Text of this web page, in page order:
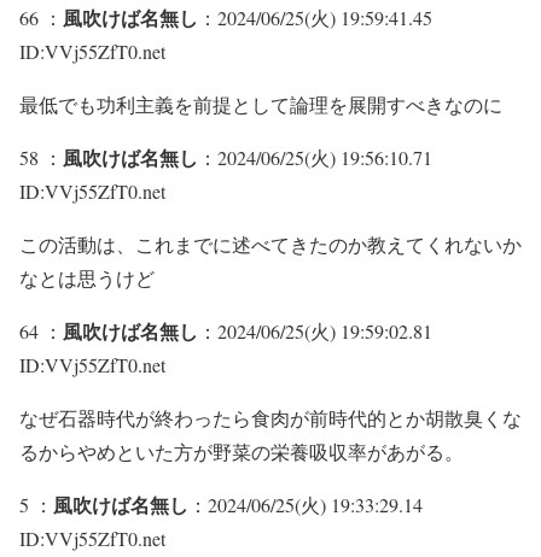
66 ： 風吹けば名無し ：2024/06/25(火) 19:59:41.45
ID:VVj55ZfT0.net
最低でも功利主義を前提として論理を展開すべきなのに
58 ： 風吹けば名無し ：2024/06/25(火) 19:56:10.71
ID:VVj55ZfT0.net
この活動は、これまでに述べてきたのか教えてくれないか
なとは思うけど
64 ： 風吹けば名無し ：2024/06/25(火) 19:59:02.81
ID:VVj55ZfT0.net
なぜ石器時代が終わったら食肉が前時代的とか胡散臭くな
るからやめといた方が野菜の栄養吸収率があがる。
5 ： 風吹けば名無し ：2024/06/25(火) 19:33:29.14
ID:VVj55ZfT0.net